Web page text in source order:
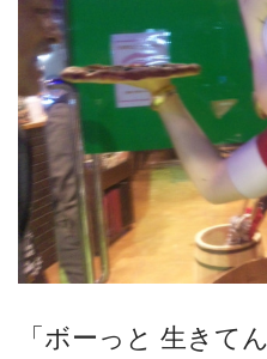
「ボーっと 生きて